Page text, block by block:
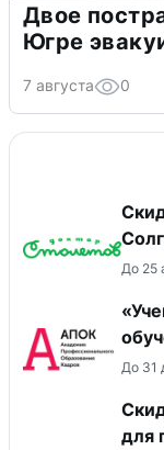
Двое
Югре
7 августа 0
До 25
До 31
для